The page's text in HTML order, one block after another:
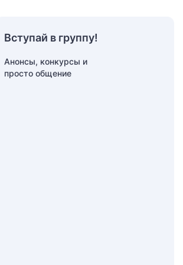
Вступай в группу!
Анонсы, конкурсы и
просто общение